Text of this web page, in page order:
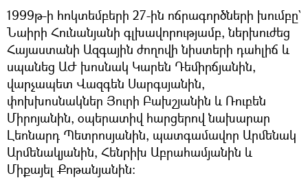
1999թ-ի հոկտեմբերի 27-ին ոճրագործների խումբը`
Նաիրի Հունանյանի գլխավորությամբ, ներխուժեց
Հայաստանի Ազգային ժողովի նիստերի դահլիճ և
սպանեց ԱԺ խոսնակ Կարեն Դեմիրճյանին,
վարչապետ Վազգեն Սարգսյանին,
փոխխոսնակներ Յուրի Բախշյանին և Ռուբեն
Միրոյանին, օպերատիվ հարցերով նախարար
Լեոնարդ Պետրոսյանին, պատգամավոր Արմենակ
Արմենակյանին, Հենրիխ Աբրահամյանին և
Միքայել Քոթանյանին: